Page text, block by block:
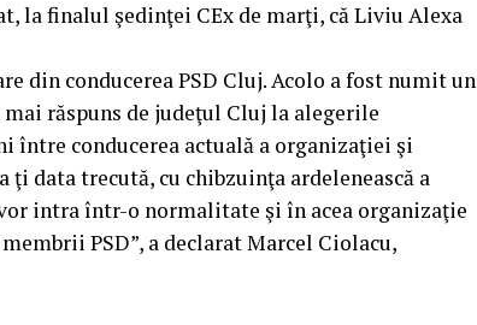
la finalul şedinţei CEx de marţi, că Liviu Alexa
din conducerea PSD Cluj. Acolo a fost numit un
răspuns de judeţul Cluj la alegerile
între conducerea actuală a organizaţiei şi
data trecută, cu chibzuinţa ardelenească a
intra într-o normalitate şi în acea organizaţie
PSD”, a declarat Marcel Ciolacu,